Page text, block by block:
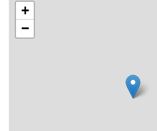
+
−